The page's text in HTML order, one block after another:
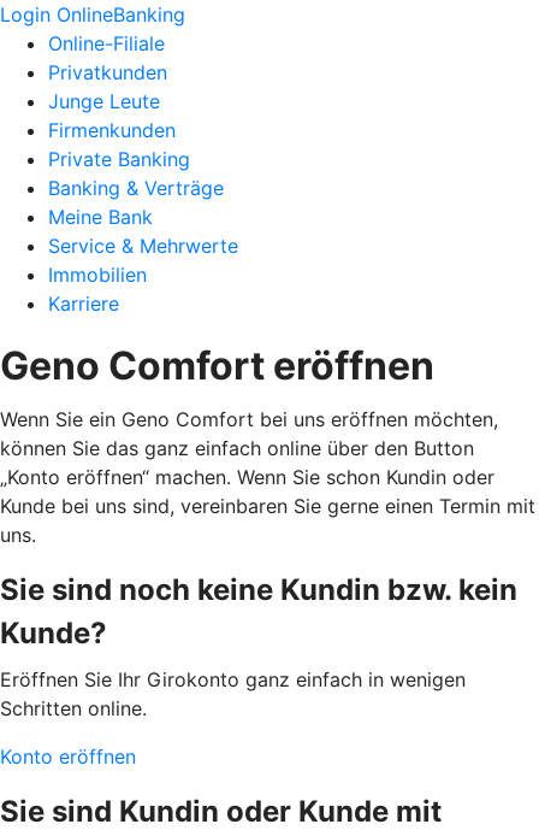
Login OnlineBanking
Online-Filiale
Privatkunden
Junge Leute
Firmenkunden
Private Banking
Banking & Verträge
Meine Bank
Service & Mehrwerte
Immobilien
Karriere
Geno Comfort eröffnen
Wenn Sie ein Geno Comfort bei uns eröffnen möchten,
können Sie das ganz einfach online über den Button
„Konto eröffnen“ machen. Wenn Sie schon Kundin oder
Kunde bei uns sind, vereinbaren Sie gerne einen Termin mit
uns.
Sie sind noch keine Kundin bzw. kein
Kunde?
Eröffnen Sie Ihr Girokonto ganz einfach in wenigen
Schritten online.
Konto eröffnen
Sie sind Kundin oder Kunde mit